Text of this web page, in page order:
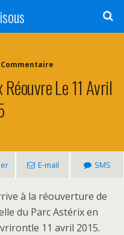
Commentaire
Le 11 Avril
E-mail SMS
à la réouverture de
du Parc Astérix en
11 avril 2015.